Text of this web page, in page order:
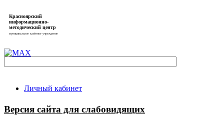
Красноярский
информационно-
методический центр
муниципальное казённое учреждение
Личный кабинет
Версия сайта для слабовидящих